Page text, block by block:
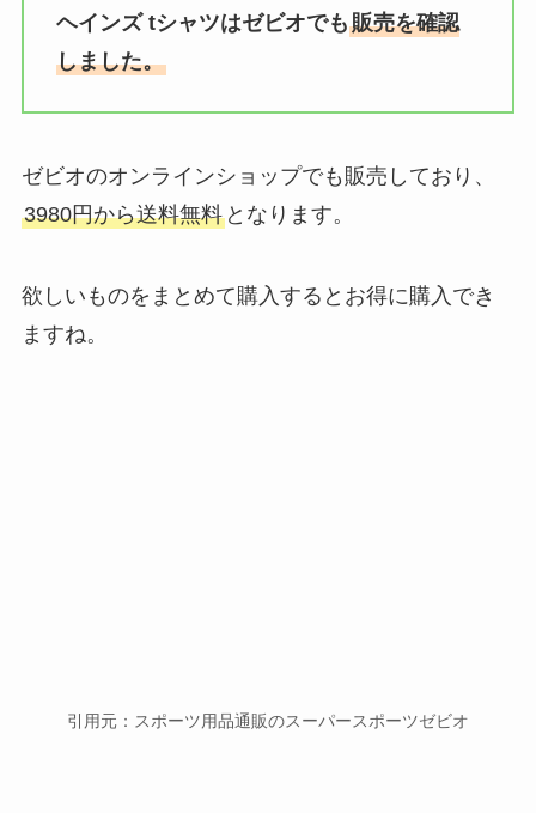
ヘインズ tシャツはゼビオでも販売を確認
しました。
ゼビオのオンラインショップでも販売しており、
3980円から送料無料となります。
欲しいものをまとめて購入するとお得に購入でき
ますね。
引用元：スポーツ用品通販のスーパースポーツゼビオ